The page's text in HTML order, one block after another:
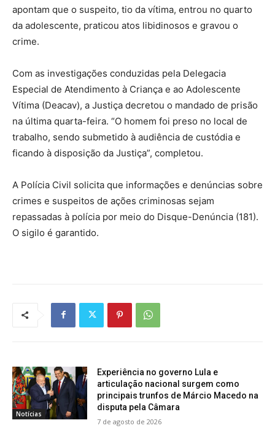
apontam que o suspeito, tio da vítima, entrou no quarto
da adolescente, praticou atos libidinosos e gravou o
crime.
Com as investigações conduzidas pela Delegacia
Especial de Atendimento à Criança e ao Adolescente
Vítima (Deacav), a Justiça decretou o mandado de prisão
na última quarta-feira. “O homem foi preso no local de
trabalho, sendo submetido à audiência de custódia e
ficando à disposição da Justiça”, completou.
A Polícia Civil solicita que informações e denúncias sobre
crimes e suspeitos de ações criminosas sejam
repassadas à polícia por meio do Disque-Denúncia (181).
O sigilo é garantido.
Notícias
Experiência no governo Lula e
articulação nacional surgem como
principais trunfos de Márcio Macedo na
disputa pela Câmara
7 de agosto de 2026